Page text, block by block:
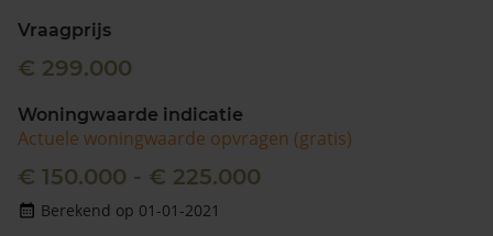
Vraagprijs
€ 299.000
Woningwaarde indicatie
Actuele woningwaarde opvragen (gratis)
€ 150.000 - € 225.000
Berekend op 01-01-2021